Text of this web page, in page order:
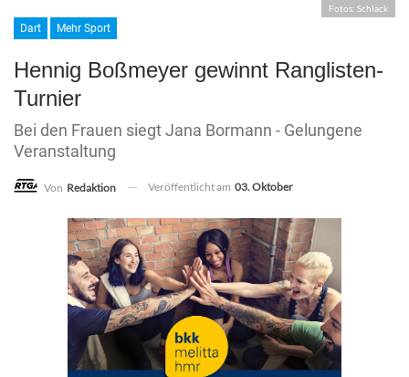
Fotos: Schlack
Dart Mehr Sport
Hennig Boßmeyer gewinnt Ranglisten-
Turnier
Bei den Frauen siegt Jana Bormann - Gelungene
Veranstaltung
Von Redaktion Veröffentlicht am 03. Oktober